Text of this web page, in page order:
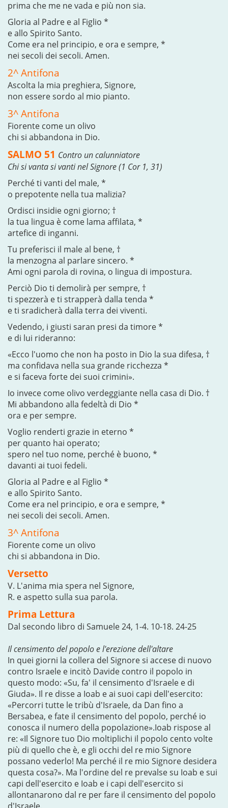
prima che me ne vada e più non sia.
Gloria al Padre e al Figlio *
e allo Spirito Santo.
Come era nel principio, e ora e sempre, *
nei secoli dei secoli. Amen.
2^ Antifona
Ascolta la mia preghiera, Signore,
non essere sordo al mio pianto.
3^ Antifona
Fiorente come un olivo
chi si abbandona in Dio.
SALMO 51 Contro un calunniatore
Chi si vanta si vanti nel Signore (1 Cor 1, 31)
Perché ti vanti del male, *
o prepotente nella tua malizia?
Ordisci insidie ogni giorno; †
la tua lingua è come lama affilata, *
artefice di inganni.
Tu preferisci il male al bene, †
la menzogna al parlare sincero. *
Ami ogni parola di rovina, o lingua di impostura.
Perciò Dio ti demolirà per sempre, †
ti spezzerà e ti strapperà dalla tenda *
e ti sradicherà dalla terra dei viventi.
Vedendo, i giusti saran presi da timore *
e di lui rideranno:
«Ecco l'uomo che non ha posto in Dio la sua difesa, †
ma confidava nella sua grande ricchezza *
e si faceva forte dei suoi crimini».
Io invece come olivo verdeggiante nella casa di Dio. †
Mi abbandono alla fedeltà di Dio *
ora e per sempre.
Voglio renderti grazie in eterno *
per quanto hai operato;
spero nel tuo nome, perché è buono, *
davanti ai tuoi fedeli.
Gloria al Padre e al Figlio *
e allo Spirito Santo.
Come era nel principio, e ora e sempre, *
nei secoli dei secoli. Amen.
3^ Antifona
Fiorente come un olivo
chi si abbandona in Dio.
Versetto
V. L'anima mia spera nel Signore,
R. e aspetto sulla sua parola.
Prima Lettura
Dal secondo libro di Samuele 24, 1-4. 10-18. 24-25
Il censimento del popolo e l'erezione dell'altare
In quei giorni la collera del Signore si accese di nuovo
contro Israele e incitò Davide contro il popolo in
questo modo: «Su, fa' il censimento d'Israele e di
Giuda». Il re disse a Ioab e ai suoi capi dell'esercito:
«Percorri tutte le tribù d'Israele, da Dan fino a
Bersabea, e fate il censimento del popolo, perché io
conosca il numero della popolazione».Ioab rispose al
re: «Il Signore tuo Dio moltiplichi il popolo cento volte
più di quello che è, e gli occhi del re mio Signore
possano vederlo! Ma perché il re mio Signore desidera
questa cosa?». Ma l'ordine del re prevalse su Ioab e sui
capi dell'esercito e Ioab e i capi dell'esercito si
allontanarono dal re per fare il censimento del popolo